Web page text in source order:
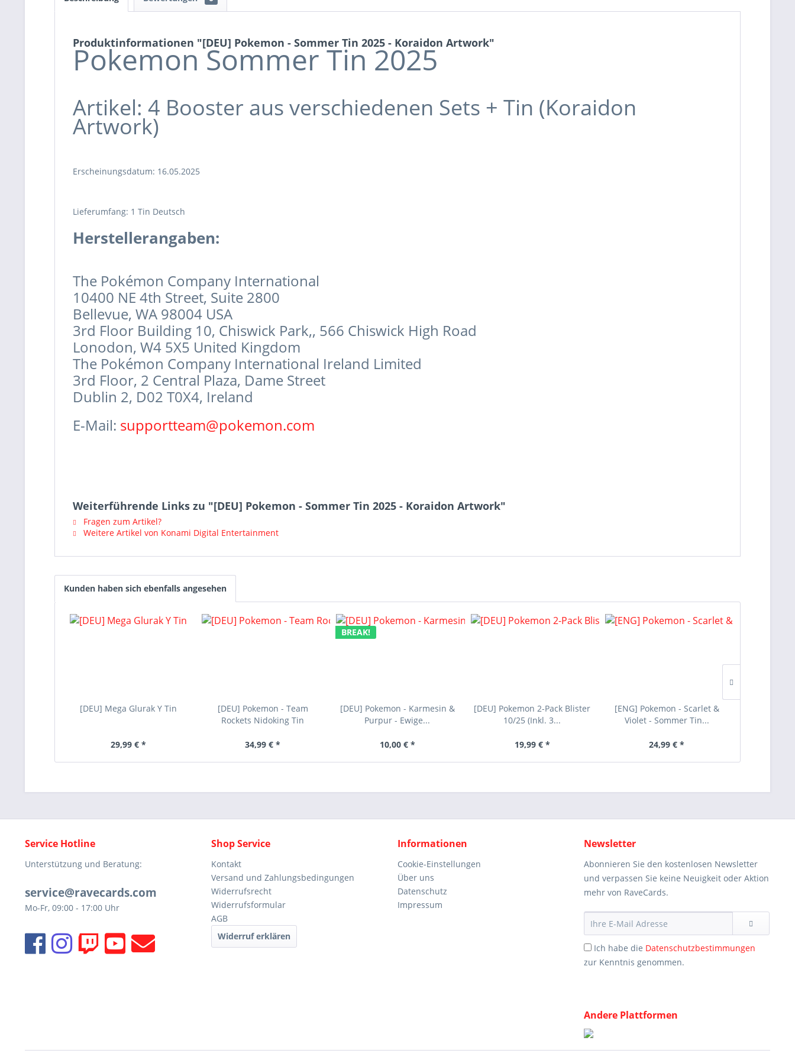
Produktinformationen "[DEU] Pokemon - Sommer Tin 2025 - Koraidon Artwork"
Pokemon Sommer Tin 2025
Artikel: 4 Booster aus verschiedenen Sets + Tin (Koraidon
Artwork)
Erscheinungsdatum: 16.05.2025
Lieferumfang: 1 Tin Deutsch
Herstellerangaben:
The Pokémon Company International
10400 NE 4th Street, Suite 2800
Bellevue, WA 98004 USA
3rd Floor Building 10, Chiswick Park,, 566 Chiswick High Road
Lonodon, W4 5X5 United Kingdom
The Pokémon Company International Ireland Limited
3rd Floor, 2 Central Plaza, Dame Street
Dublin 2, D02 T0X4, Ireland
E-Mail: supportteam@pokemon.com
Weiterführende Links zu "[DEU] Pokemon - Sommer Tin 2025 - Koraidon Artwork"
Fragen zum Artikel?
Weitere Artikel von Konami Digital Entertainment
Kunden haben sich ebenfalls angesehen
[DEU] Mega Glurak Y Tin
29,99 € *
[DEU] Pokemon - Team
Rockets Nidoking Tin
34,99 € *
BREAK!
[DEU] Pokemon - Karmesin &
Purpur - Ewige...
10,00 € *
[DEU] Pokemon 2-Pack Blister
10/25 (Inkl. 3...
19,99 € *
[ENG] Pokemon - Scarlet &
Violet - Sommer Tin...
24,99 € *
Service Hotline
Unterstützung und Beratung:
service@ravecards.com
Mo-Fr, 09:00 - 17:00 Uhr
Shop Service
Kontakt
Versand und Zahlungsbedingungen
Widerrufsrecht
Widerrufsformular
AGB
Widerruf erklären
Informationen
Cookie-Einstellungen
Über uns
Datenschutz
Impressum
Newsletter
Abonnieren Sie den kostenlosen Newsletter
und verpassen Sie keine Neuigkeit oder Aktion
mehr von RaveCards.
Ich habe die Datenschutzbestimmungen
zur Kenntnis genommen.
Andere Plattformen